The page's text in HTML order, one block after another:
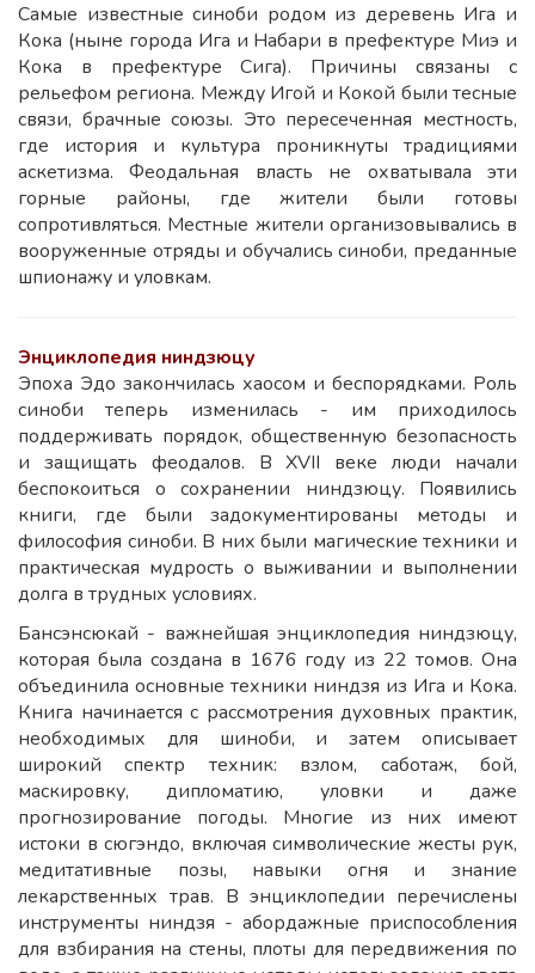
Самые известные синоби родом из деревень Ига и
Кока (ныне города Ига и Набари в префектуре Миэ и
Кока в префектуре Сига). Причины связаны с
рельефом региона. Между Игой и Кокой были тесные
связи, брачные союзы. Это пересеченная местность,
где история и культура проникнуты традициями
аскетизма. Феодальная власть не охватывала эти
горные районы, где жители были готовы
сопротивляться. Местные жители организовывались в
вооруженные отряды и обучались синоби, преданные
шпионажу и уловкам.
Энциклопедия ниндзюцу
Эпоха Эдо закончилась хаосом и беспорядками. Роль
синоби теперь изменилась - им приходилось
поддерживать порядок, общественную безопасность
и защищать феодалов. В XVII веке люди начали
беспокоиться о сохранении ниндзюцу. Появились
книги, где были задокументированы методы и
философия синоби. В них были магические техники и
практическая мудрость о выживании и выполнении
долга в трудных условиях.
Бансэнсюкай - важнейшая энциклопедия ниндзюцу,
которая была создана в 1676 году из 22 томов. Она
объединила основные техники ниндзя из Ига и Кока.
Книга начинается с рассмотрения духовных практик,
необходимых для шиноби, и затем описывает
широкий спектр техник: взлом, саботаж, бой,
маскировку, дипломатию, уловки и даже
прогнозирование погоды. Многие из них имеют
истоки в сюгэндо, включая символические жесты рук,
медитативные позы, навыки огня и знание
лекарственных трав. В энциклопедии перечислены
инструменты ниндзя - абордажные приспособления
для взбирания на стены, плоты для передвижения по